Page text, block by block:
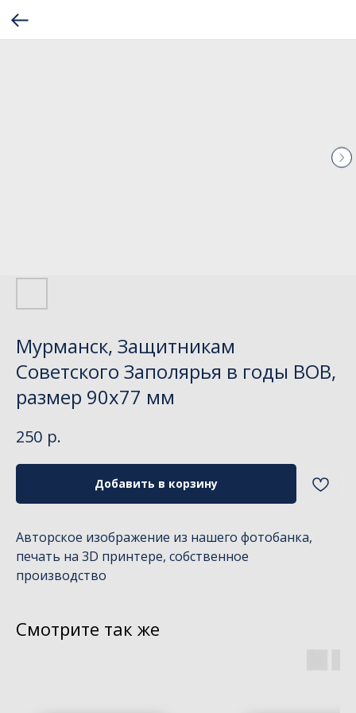
Мурманск, Защитникам
Советского Заполярья в годы ВОВ,
размер 90х77 мм
250 р.
Добавить в корзину
Авторское изображение из нашего фотобанка,
печать на 3D принтере, собственное
производство
Смотрите так же